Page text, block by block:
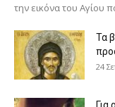
την εικόνα του Αγίου
Τα
24